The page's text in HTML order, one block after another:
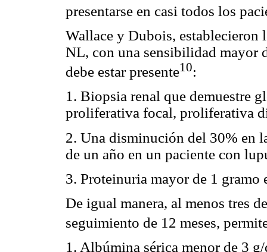
presentarse en casi todos los
Wallace y Dubois, establecieron
NL, con una sensibilidad mayor
debe estar presente10:
1. Biopsia renal que demuestre
proliferativa focal, proliferativa
2. Una disminución del 30% en
de un año en un paciente con
3. Proteinuria mayor de 1 gramo
De igual manera, al menos tres
seguimiento de 12 meses,
1. Albúmina sérica menor de 3